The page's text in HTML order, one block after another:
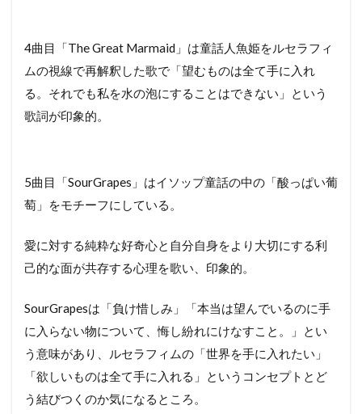
4曲目「The Great Marmaid」は童話人魚姫をルセラフィ
ムの視線で再解釈した歌で「望むものは全て手に入れ
る。それでも私を水の泡にすることはできない」という
歌詞が印象的。
5曲目「SourGrapes」はイソップ童話の中の「酸っぱい葡
萄」をモチーフにしている。
愛に対する純粋な好奇心と自分自身をより大切にする利
己的な面が共存する心理を歌い、印象的。
SourGrapesは「負け惜しみ」「本当は望んでいるのに手
に入らない物について、悔し紛れにけなすこと。」とい
う意味があり、ルセラフィムの「世界を手に入れたい」
「欲しいものは全て手に入れる」というコンセプトとど
う結びつくのか気になるところ。